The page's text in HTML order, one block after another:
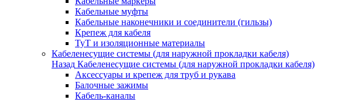
Кабельные муфты
Кабельные наконечники и соединители (гильзы)
Крепеж для кабеля
ТуТ и изоляционные материалы
Кабеленесущие системы (для наружной прокладки кабеля)
Назад Кабеленесущие системы (для наружной прокладки кабеля)
Аксессуары и крепеж для труб и рукава
Балочные зажимы
Кабель-каналы